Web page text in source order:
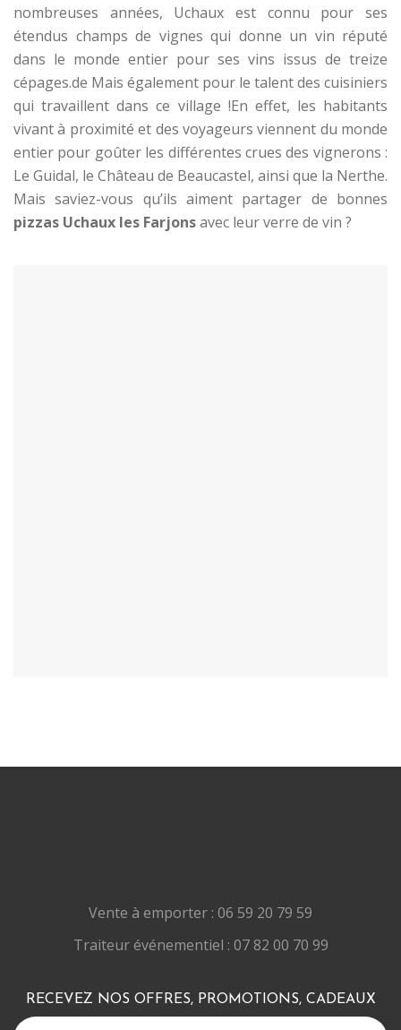
nombreuses années, Uchaux est connu pour ses
étendus champs de vignes qui donne un vin réputé
dans le monde entier pour ses vins issus de treize
cépages.de Mais également pour le talent des cuisiniers
qui travaillent dans ce village !En effet, les habitants
vivant à proximité et des voyageurs viennent du monde
entier pour goûter les différentes crues des vignerons :
Le Guidal, le Château de Beaucastel, ainsi que la Nerthe.
Mais saviez-vous qu’ils aiment partager de bonnes
pizzas Uchaux les Farjonsavec leur verre de vin ?
Vente à emporter : 06 59 20 79 59
Traiteur événementiel : 07 82 00 70 99
RECEVEZ NOS OFFRES, PROMOTIONS, CADEAUX